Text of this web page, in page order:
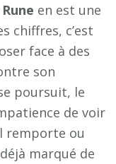
Rune en est une
chiffres, c’est
face à des
son
poursuit, le
de voir
remporte ou
marqué de